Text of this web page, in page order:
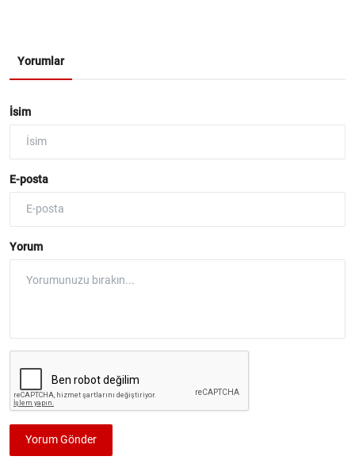
Yorumlar
İsim
E-posta
Yorum
Yorum Gönder